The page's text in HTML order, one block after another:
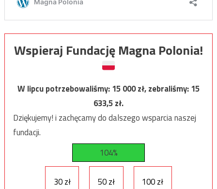
Wspieraj Fundację Magna Polonia!
W lipcu potrzebowaliśmy:15 000zł, zebraliśmy:15
633,5zł.
Dziękujemy! i zachęcamy do dalszego wsparcia naszej
fundacji.
104%
30 zł 50 zł 100 zł